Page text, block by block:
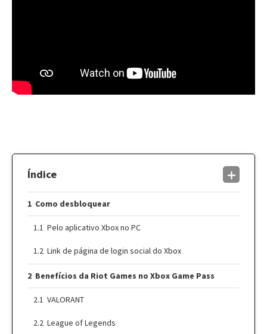
Índice
Como desbloquear
Pelo aplicativo Xbox no PC
Link de página de login social do Xbox
Benefícios da Riot Games no Xbox Game Pass
VALORANT
League of Legends